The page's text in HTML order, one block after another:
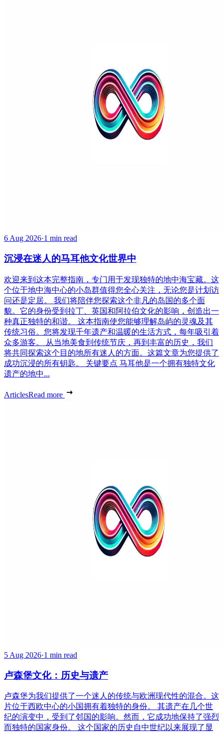
6 Aug 2026·1 min read
沉浸在迷人的马耳他文化世界中
欢迎来到这本完整指南，专门用于发现独特的地中海宝藏。这
个位于地中海中心的小岛群值得您全心关注，无论您是计划访
问还是定居。 我们将陪伴您探索这个非凡的岛国的多个面
貌。它的身份受到拉丁、英国和阿拉伯文化的影响，创造出一
种真正独特的和谐。 这本指南使您能够理解岛屿的灵魂及其
传统习俗。您将发现千年遗产和温暖的生活方式，每年吸引着
众多游客。 从当地美食到传统节庆，再到丰富的历史，我们
将共同探索这个目的地所有迷人的方面。这篇文章为您提供了
成功沉浸的所有钥匙。 关键要点 马耳他是一个拥有独特文化
遗产的地中...
ArticlesRead more
5 Aug 2026·1 min read
卢森堡文化：历史与遗产
卢森堡为我们提供了一个迷人的传统与欧洲现代性的混合。这
片位于西欧中心的小国拥有着独特的身份。 其遗产在几个世
纪的演变中，受到了邻国的影响。然而，它成功地保持了强烈
而独特的国家身份。 这个国家的历史自中世纪以来展现了显